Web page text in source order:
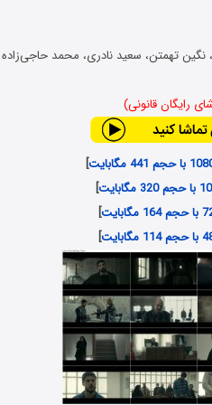
تهمتن، سعید نادری، محمد حاجی‌زاده
رایگان قانونی)
]
]
]
]